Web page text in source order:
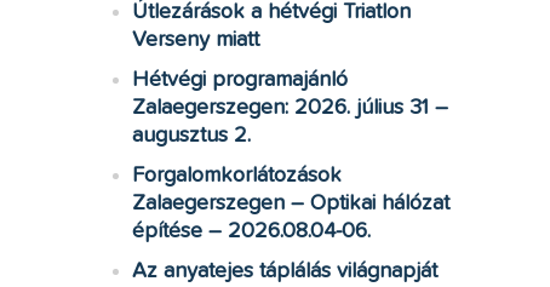
Útlezárások a hétvégi Triatlon
Verseny miatt
Hétvégi programajánló
Zalaegerszegen: 2026. július 31 –
augusztus 2.
Forgalomkorlátozások
Zalaegerszegen – Optikai hálózat
építése – 2026.08.04-06.
Az anyatejes táplálás világnapját